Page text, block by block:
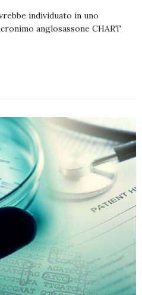
individuato in uno
anglosassone CHART